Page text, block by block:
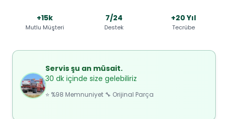
+15k
Mutlu Müşteri
7/24
Destek
+20 Yıl
Tecrübe
Servis şu an müsait.
30 dk içinde size gelebiliriz
⭐ %98 Memnuniyet 🔧 Orijinal Parça